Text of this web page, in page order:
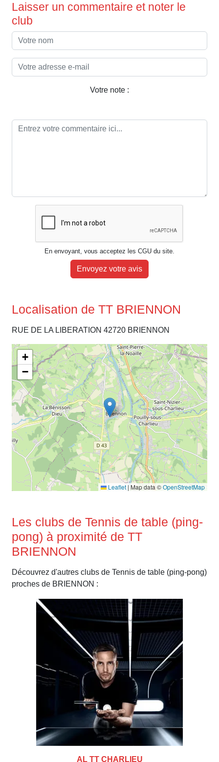
Laisser un commentaire et noter le
club
Votre note :
En envoyant, vous acceptez les CGU du site.
Envoyez votre avis
Localisation de TT BRIENNON
RUE DE LA LIBERATION 42720 BRIENNON
+
−
Leaflet | Map data ©OpenStreetMap
Les clubs de Tennis de table (ping-
pong) à proximité de TT
BRIENNON
Découvrez d'autres clubs de Tennis de table (ping-pong)
proches de BRIENNON :
AL TT CHARLIEU